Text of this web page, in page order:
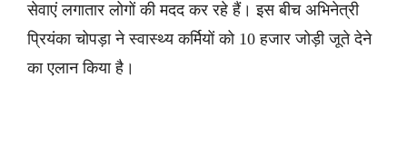
सेवाएं लगातार लोगों की मदद कर रहे हैं। इस बीच अभिनेत्री
प्रियंका चोपड़ा ने स्वास्थ्य कर्मियों को 10 हजार जोड़ी जूते देने
का एलान किया है।